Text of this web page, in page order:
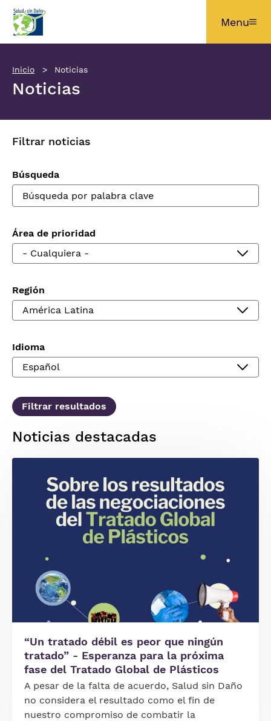
Pasar al contenido principal
Menu
Inicio Noticias
Noticias
Filtrar noticias
Búsqueda
Área de prioridad
Región
Idioma
Noticias destacadas
“Un tratado débil es peor que ningún
tratado” - Esperanza para la próxima
fase del Tratado Global de Plásticos
A pesar de la falta de acuerdo, Salud sin Daño
no considera el resultado como el fin de
nuestro compromiso de combatir la